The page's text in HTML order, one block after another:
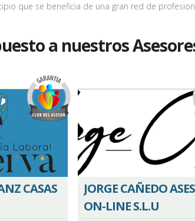
que se beneficia de una gran red de
a nuestros
CASAS
JORGE CAÑEDO
ON-LINE S.L.U